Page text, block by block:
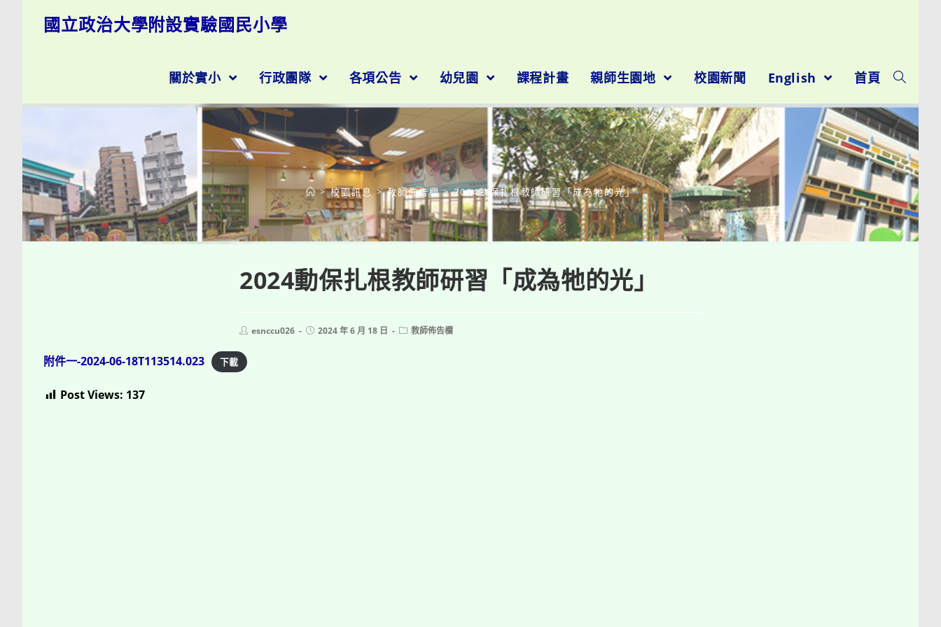
國立政治大學附設實驗國民小學
關於實小 行政團隊 各項公告 幼兒園 課程計畫 親師生園地 校園新聞 English 首頁
部落格
> 校園訊息 > 教師佈告欄 > 2024動保扎根教師研習「成為牠的光」
2024動保扎根教師研習「成為牠的光」
Postesnccu026
Post2024 年 6 月 18 日
Post教師佈告欄
附件一-2024-06-18T113514.023 下載
Post Views: 137